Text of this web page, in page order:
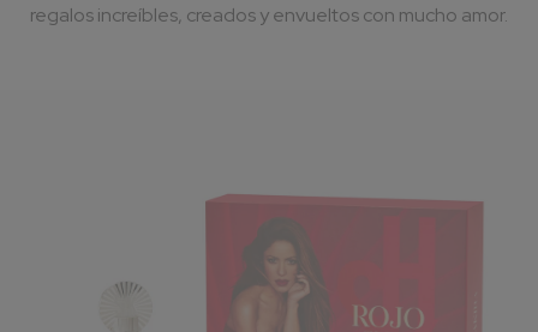
regalos increíbles, creados y envueltos con mucho amor.